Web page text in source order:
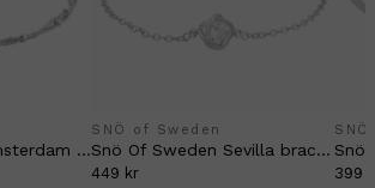
Snö of Sweden Amsterdam double chain bracelet silver
SNÖ of Sweden
Snö Of Sweden Sevilla bracelet silver
449 kr 399